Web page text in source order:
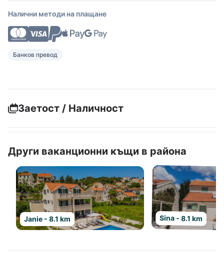
Налични методи на плащане
Банков превод
Заетост / Наличност
Други ваканционни къщи в района
Janie - 8.1 km Sina - 8.1 km